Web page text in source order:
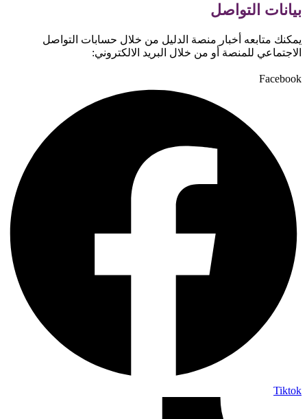
بيانات التواصل
يمكنك متابعه أخبار منصة الدليل من خلال حسابات التواصل
الاجتماعي للمنصة أو من خلال البريد الالكتروني:
Facebook
Tiktok